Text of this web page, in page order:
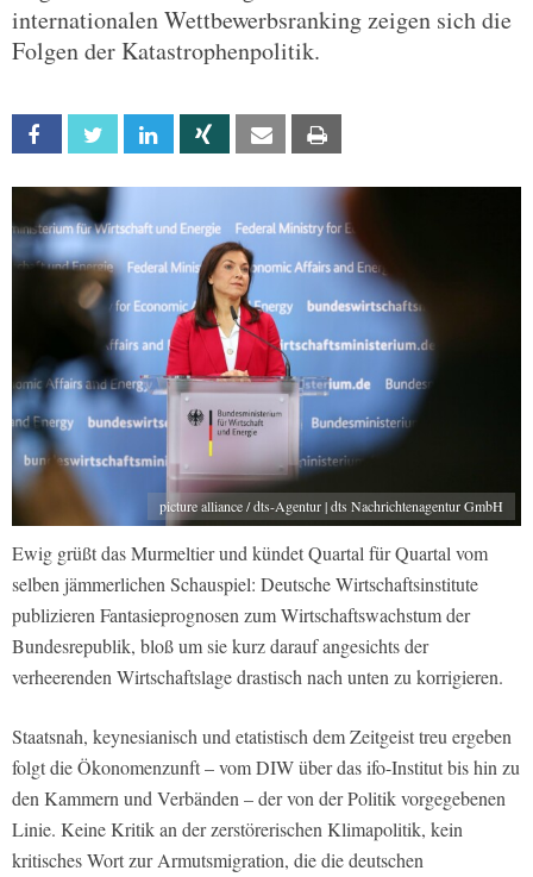
internationalen Wettbewerbsranking zeigen sich die
Folgen der Katastrophenpolitik.
Facebook Twitter Linkedin Xing Email
picture alliance / dts-Agentur | dts Nachrichtenagentur GmbH
Ewig grüßt das Murmeltier und kündet Quartal für Quartal vom
selben jämmerlichen Schauspiel: Deutsche Wirtschaftsinstitute
publizieren Fantasieprognosen zum Wirtschaftswachstum der
Bundesrepublik, bloß um sie kurz darauf angesichts der
verheerenden Wirtschaftslage drastisch nach unten zu korrigieren.
Staatsnah, keynesianisch und etatistisch dem Zeitgeist treu ergeben
folgt die Ökonomenzunft – vom DIW über das ifo-Institut bis hin zu
den Kammern und Verbänden – der von der Politik vorgegebenen
Linie. Keine Kritik an der zerstörerischen Klimapolitik, kein
kritisches Wort zur Armutsmigration, die die deutschen